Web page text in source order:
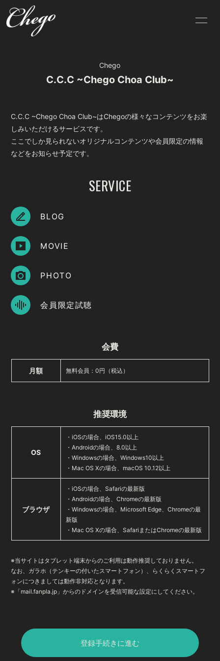
PROFILE
BLOG
MOVIE
PHOTO
会員限定試聴
無料会員登録
Chego
C.C.C ~Chego Choa Club~
C.C.C ~Chego Choa Club~はChegoの様々なコンテンツをお楽
しみいただけるサービスです。
ここでしか見られないオリジナルコンテンツや会員限定の情報
などをお知らせ予定です。
SERVICE
BLOG
MOVIE
PHOTO
会員限定試聴
会費
月額 無料会員：0円（税込）
推奨環境
OS
・iOSの場合、iOS15.0以上
・Androidの場合、8.0以上
・Windowsの場合、Windows10以上
・Mac OS Xの場合、macOS 10.12以上
ブラウザ
・iOSの場合、Safariの最新版
・Androidの場合、Chromeの最新版
・Windowsの場合、Microsoft Edge、Chromeの最
新版
・Mac OS Xの場合、SafariまたはChromeの最新版
※当サイトはタブレット端末からのご利用は動作推奨しておりません。
なお、ガラホ（テンキーの付いたスマートフォン）、らくらくスマートフ
ォンにつきましては動作非対応となります。
※「mail.fanpla.jp」からのドメインを受信可能な設定にしてください。
登録手続きに進む